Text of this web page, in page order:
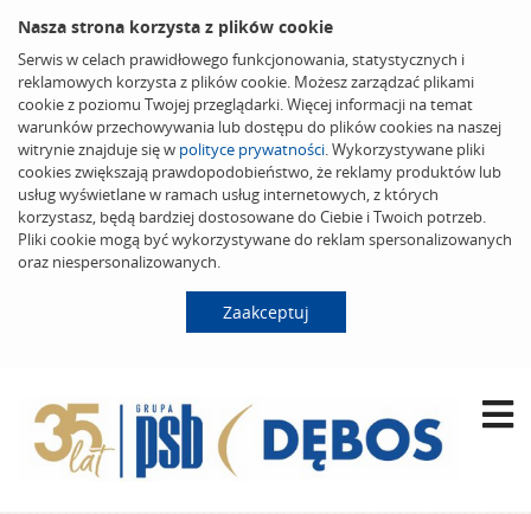
Nasza strona korzysta z plików cookie
Serwis w celach prawidłowego funkcjonowania, statystycznych i
reklamowych korzysta z plików cookie. Możesz zarządzać plikami
cookie z poziomu Twojej przeglądarki. Więcej informacji na temat
warunków przechowywania lub dostępu do plików cookies na naszej
witrynie znajduje się w polityce prywatności. Wykorzystywane pliki
cookies zwiększają prawdopodobieństwo, że reklamy produktów lub
usług wyświetlane w ramach usług internetowych, z których
korzystasz, będą bardziej dostosowane do Ciebie i Twoich potrzeb.
Pliki cookie mogą być wykorzystywane do reklam spersonalizowanych
oraz niespersonalizowanych.
Zaakceptuj